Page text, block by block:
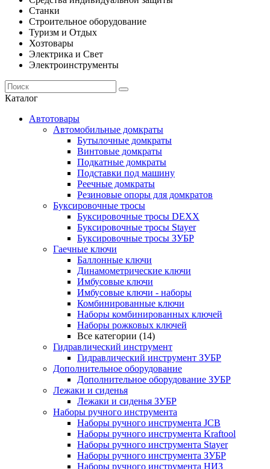
Станки
Строительное оборудование
Туризм и Отдых
Хозтовары
Электрика и Свет
Электроинструменты
Каталог
Автотовары
Автомобильные домкраты
Бутылочные домкраты
Винтовые домкраты
Подкатные домкраты
Подставки под машину
Реечные домкраты
Резиновые опоры для домкратов
Буксировочные тросы
Буксировочные тросы DEXX
Буксировочные тросы Stayer
Буксировочные тросы ЗУБР
Гаечные ключи
Баллонные ключи
Динамометрические ключи
Имбусовые ключи
Имбусовые ключи - наборы
Комбинированные ключи
Наборы комбинированных ключей
Наборы рожковых ключей
Все категории (14)
Гидравлический инструмент
Гидравлический инструмент ЗУБР
Дополнительное оборудование
Дополнительное оборудование ЗУБР
Лежаки и сиденья
Лежаки и сиденья ЗУБР
Наборы ручного инструмента
Наборы ручного инструмента JCB
Наборы ручного инструмента Kraftool
Наборы ручного инструмента Stayer
Наборы ручного инструмента ЗУБР
Наборы ручного инструмента НИЗ